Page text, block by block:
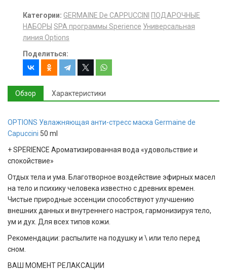
Категории: GERMAINE De CAPPUCCINI
ПОДАРОЧНЫЕ
НАБОРЫ SPA программы Sperience Универсальная
линия Options
Поделиться:
Обзор Характеристики
OPTIONS Увлажняющая анти-стресс маска Germaine de
Capuccini 50 ml
+ SPERIENCE Ароматизированная вода «удовольствие и
спокойствие»
Отдых тела и ума. Благотворное воздействие эфирных масел
на тело и психику человека известно с древних времен.
Чистые природные эссенции способствуют улучшению
внешних данных и внутреннего настроя, гармонизируя тело,
ум и дух. Для всех типов кожи.
Рекомендации: распылите на подушку и \ или тело перед
сном.
ВАШ МОМЕНТ РЕЛАКСАЦИИ